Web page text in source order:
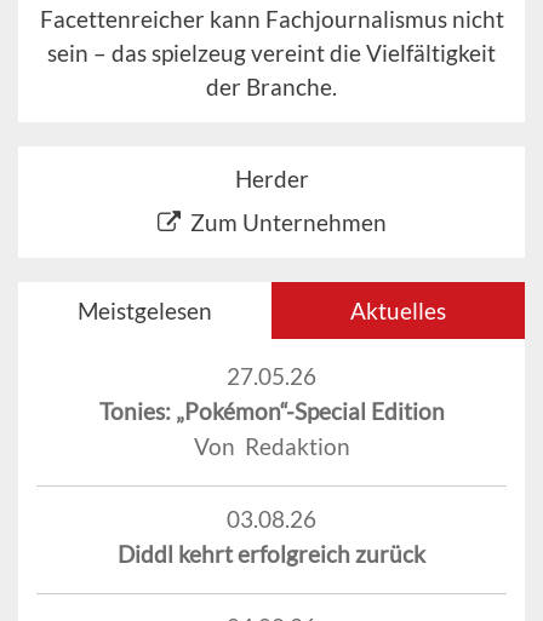
Facettenreicher kann Fachjournalismus nicht
sein – das spielzeug vereint die Vielfältigkeit
der Branche.
Herder
Zum Unternehmen
Meistgelesen Aktuelles
27.05.26
Tonies: „Pokémon“-Special Edition
Von Redaktion
03.08.26
Diddl kehrt erfolgreich zurück